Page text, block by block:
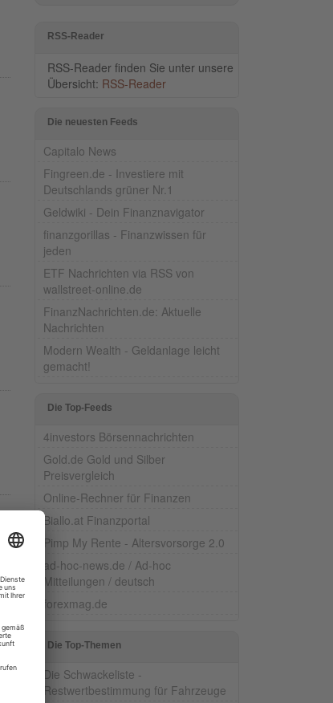
RSS-Reader
RSS-Reader finden Sie unter unsere
Übersicht: RSS-Reader
Die neuesten Feeds
Capitalo News
Fingreen.de - Investiere mit
Deutschlands grüner Nr.1
Geldwiki - Dein Finanznavigator
finanzgorillas - Finanzwissen für
jeden
ETF Nachrichten via RSS von
wallstreet-online.de
FinanzNachrichten.de: Aktuelle
Nachrichten
Modern Wealth - Geldanlage leicht
gemacht!
Die Top-Feeds
4investors Börsennachrichten
Gold.de Gold und Silber
Preisvergleich
Online-Rechner für Finanzen
Biallo.at Finanzportal
Pimp My Rente - Altersvorsorge 2.0
ad-hoc-news.de / Ad-hoc
Mitteilungen / deutsch
forexmag.de
Die Top-Themen
Die Schwackeliste -
Restwertbestimmung für Fahrzeuge